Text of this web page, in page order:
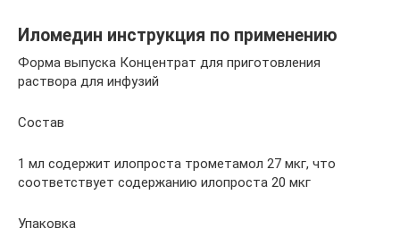
Иломедин инструкция по применению
Форма выпуска Концентрат для приготовления
раствора для инфузий
Состав
1 мл содержит илопроста трометамол 27 мкг, что
соответствует содержанию илопроста 20 мкг
Упаковка